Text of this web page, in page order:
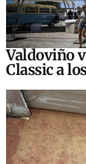
Valdoviño
Classic a